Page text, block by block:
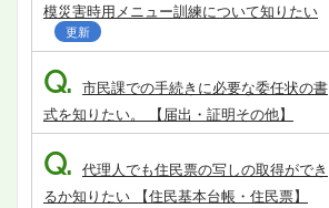
模災害時用メニュー訓練について知りたい
更新
Q. 市民課での手続きに必要な委任状の書
式を知りたい。 【届出・証明その他】
Q. 代理人でも住民票の写しの取得ができ
るか知りたい 【住民基本台帳・住民票】